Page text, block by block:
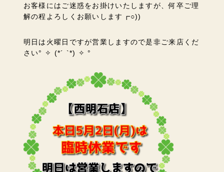
お客様にはご迷惑をお掛けいたしますが、何卒ご理
解の程よろしくお願いします┏○))
明日は火曜日ですが営業しますので是非ご来店くだ
さい° ✧ (*´ `*) ✧ °